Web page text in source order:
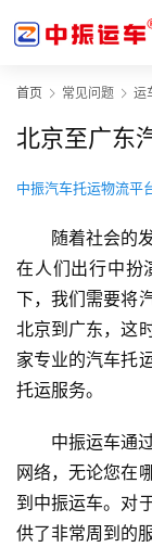
首页 常见问题 运
北京至广东
中振汽车托运物流平
随着社会的
在人们出行中扮
下，我们需要将
北京到广东，这
家专业的汽车托
托运服务。
中振运车通
网络，无论您在
到中振运车。对
供了非常周到的